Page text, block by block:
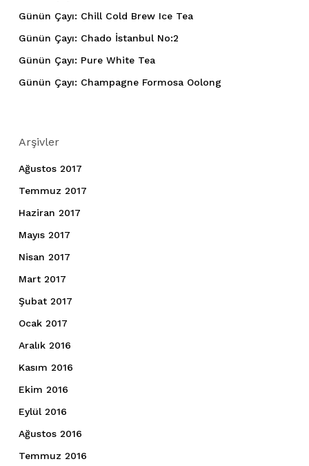
Günün Çayı: Chill Cold Brew Ice Tea
Günün Çayı: Chado İstanbul No:2
Günün Çayı: Pure White Tea
Günün Çayı: Champagne Formosa Oolong
Arşivler
Ağustos 2017
Temmuz 2017
Haziran 2017
Mayıs 2017
Nisan 2017
Mart 2017
Şubat 2017
Ocak 2017
Aralık 2016
Kasım 2016
Ekim 2016
Eylül 2016
Ağustos 2016
Temmuz 2016